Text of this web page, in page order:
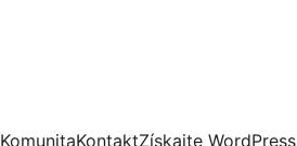
KomunitaKontaktZískajte WordPress